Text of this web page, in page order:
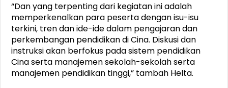
“Dan yang terpenting dari kegiatan ini adalah
memperkenalkan para peserta dengan isu-isu
terkini, tren dan ide-ide dalam pengajaran dan
perkembangan pendidikan di Cina. Diskusi dan
instruksi akan berfokus pada sistem pendidikan
Cina serta manajemen sekolah-sekolah serta
manajemen pendidikan tinggi,” tambah Helta.